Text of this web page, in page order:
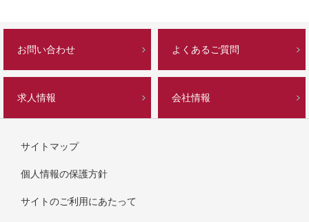
お問い合わせ よくあるご質問
求人情報 会社情報
サイトマップ
個人情報の保護方針
サイトのご利用にあたって